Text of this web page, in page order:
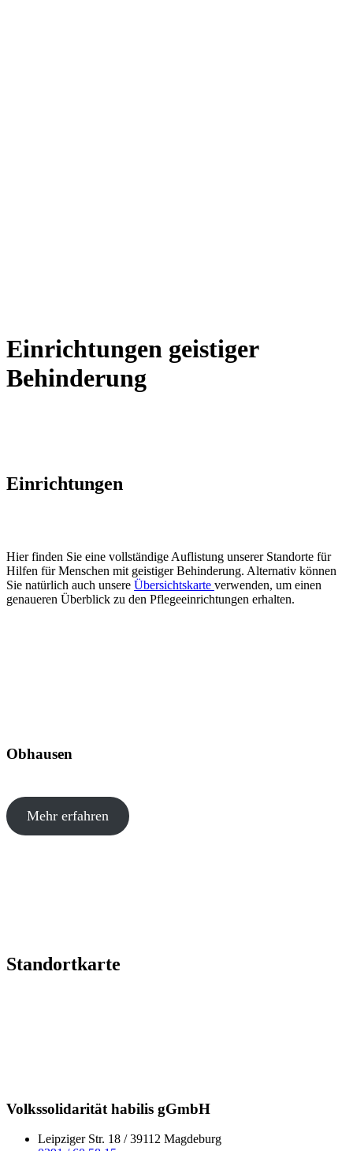
Einrichtungen geistiger
Behinderung
Einrichtungen
Hier finden Sie eine vollständige Auflistung unserer Standorte für
Hilfen für Menschen mit geistiger Behinderung. Alternativ können
Sie natürlich auch unsere Übersichtskarte verwenden, um einen
genaueren Überblick zu den Pflegeeinrichtungen erhalten.
Obhausen
Mehr erfahren
Standortkarte
Volkssolidarität habilis gGmbH
Leipziger Str. 18 / 39112 Magdeburg